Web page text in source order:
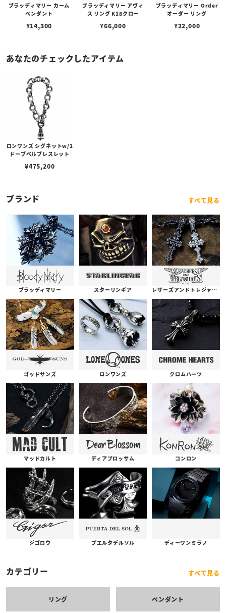
ブラッディマリー カーム
ペンダント
¥14,300
ブラッディマリー アヴィ
ス リング K18クロー
¥66,000
ブラッディマリー Order
オーダー リング
¥22,000
あなたのチェックしたアイテム
ロンワンズ シグネットw/1
ドーブベルブレスレット
¥475,200
ブランド すべて見る
ブラッディマリー スターリンギア レザーズアンドトレジャーズ
ゴッドサンズ ロンワンズ クロムハーツ
マッドカルト ディアブロッサム コンロン
ジゴロウ プエルタデルソル ディーワンミラノ
カテゴリー すべて見る
リング ペンダント